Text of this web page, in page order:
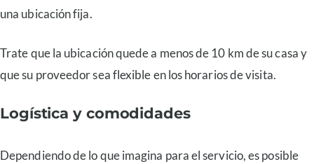
una ubicación fija.
Trate que la ubicación quede a menos de 10 km de su casa y
que su proveedor sea flexible en los horarios de visita.
Logística y comodidades
Dependiendo de lo que imagina para el servicio, es posible